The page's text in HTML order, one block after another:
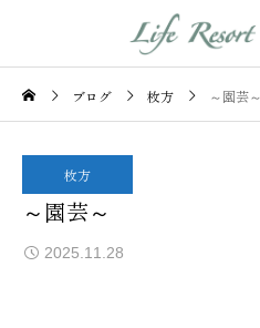
ブログ 枚方 ～園芸～
枚方
～園芸～
2025.11.28